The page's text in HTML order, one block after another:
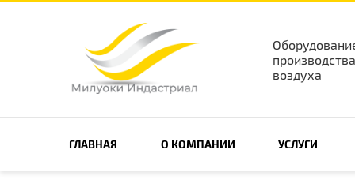
воздуха
ГЛАВНАЯ О КОМПАНИИ УСЛУГИ
ПОИСК ПО САЙТУ